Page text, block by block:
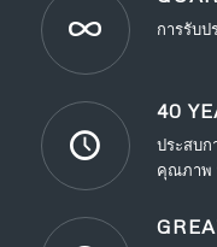
การรับป
40
ประสบ
คุณภาพ